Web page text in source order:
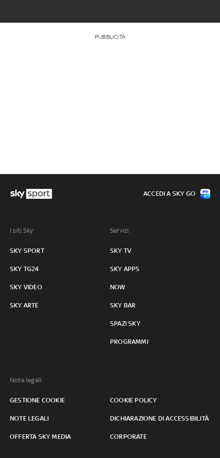
PUBBLICITÀ
I siti Sky:
SKY SPORT
SKY TG24
SKY VIDEO
SKY ARTE
Servizi:
SKY TV
SKY APPS
NOW
SKY BAR
SPAZI SKY
PROGRAMMI
Note legali:
GESTIONE COOKIE COOKIE POLICY
NOTE LEGALI DICHIARAZIONE DI ACCESSIBILITÀ
OFFERTA SKY MEDIA CORPORATE
ACCEDI A SKY GO